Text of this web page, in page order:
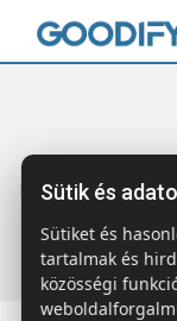
Főoldal Termékek
Sütik és
Sütiket és
tartalmak és
közösségi